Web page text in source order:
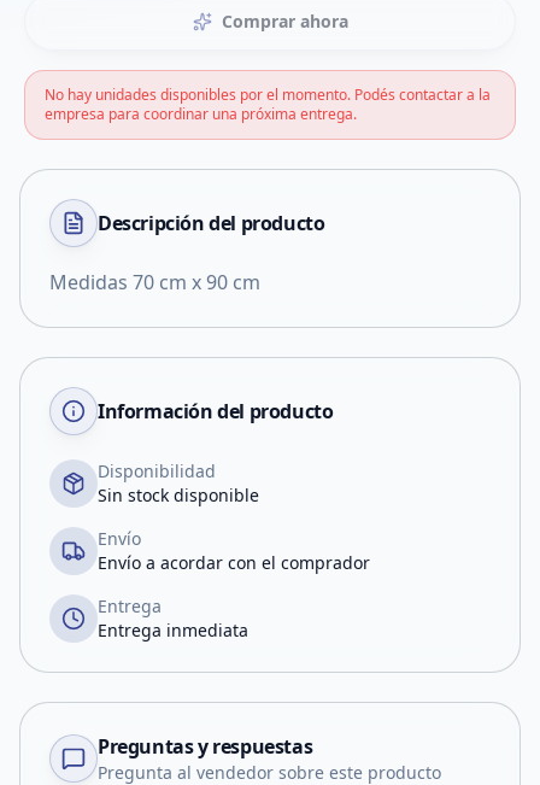
Comprar ahora
No hay unidades disponibles por el momento. Podés contactar a la
empresa para coordinar una próxima entrega.
Descripción del producto
Medidas 70 cm x 90 cm
Información del producto
Disponibilidad
Sin stock disponible
Envío
Envío a acordar con el comprador
Entrega
Entrega inmediata
Preguntas y respuestas
Pregunta al vendedor sobre este producto